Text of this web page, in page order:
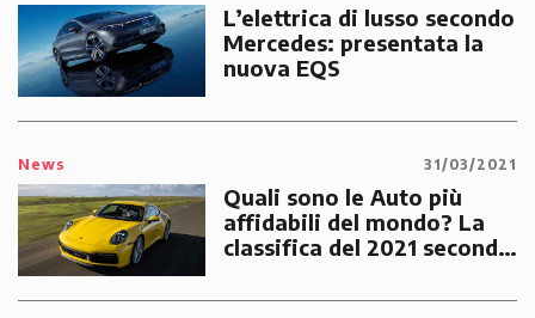
L’elettrica di lusso secondo
Mercedes: presentata la
nuova EQS
News 31/03/2021
Quali sono le Auto più
affidabili del mondo? La
classifica del 2021 secondo